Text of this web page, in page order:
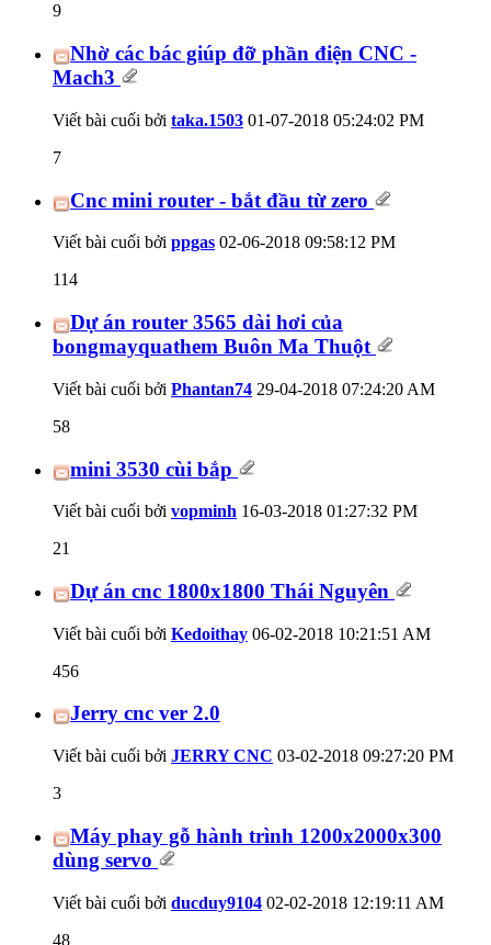
9
Nhờ các bác giúp đỡ phần điện CNC -
Mach3
Viết bài cuối bởi taka.1503 01-07-2018 05:24:02 PM
7
Cnc mini router - bắt đầu từ zero
Viết bài cuối bởi ppgas 02-06-2018 09:58:12 PM
114
Dự án router 3565 dài hơi của
bongmayquathem Buôn Ma Thuột
Viết bài cuối bởi Phantan74 29-04-2018 07:24:20 AM
58
mini 3530 cùi bắp
Viết bài cuối bởi vopminh 16-03-2018 01:27:32 PM
21
Dự án cnc 1800x1800 Thái Nguyên
Viết bài cuối bởi Kedoithay 06-02-2018 10:21:51 AM
456
Jerry cnc ver 2.0
Viết bài cuối bởi JERRY CNC 03-02-2018 09:27:20 PM
3
Máy phay gỗ hành trình 1200x2000x300
dùng servo
Viết bài cuối bởi ducduy9104 02-02-2018 12:19:11 AM
48